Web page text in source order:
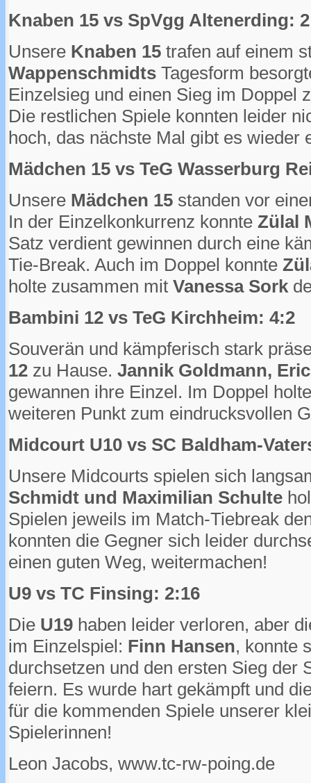
Knaben 15 vs SpVgg Altenerding:
Unsere Knaben 15 trafen auf einem
Wappenschmidts Tagesform
Einzelsieg und einen Sieg im Doppel
Die restlichen Spiele konnten leider
hoch, das nächste Mal gibt es wieder
Mädchen 15 vs TeG Wasserburg
Unsere Mädchen 15 standen vor
In der Einzelkonkurrenz konnte Zülal
Satz verdient gewinnen durch eine
Tie-Break. Auch im Doppel konnte
holte zusammen mit Vanessa Sork
Bambini 12 vs TeG Kirchheim: 4:2
Souverän und kämpferisch stark
12 zu Hause. Jannik Goldmann,
gewannen ihre Einzel. Im Doppel
weiteren Punkt zum eindrucksvollen
Midcourt U10 vs SC Baldham-
Unsere Midcourts spielen sich
Schmidt und Maximilian Schulte
Spielen jeweils im Match-Tiebreak
konnten die Gegner sich leider
einen guten Weg, weitermachen!
U9 vs TC Finsing: 2:16
Die U19 haben leider verloren, aber
im Einzelspiel: Finn Hansen, konnte
durchsetzen und den ersten Sieg der
feiern. Es wurde hart gekämpft und
für die kommenden Spiele unserer
Spielerinnen!
Leon Jacobs, www.tc-rw-poing.de